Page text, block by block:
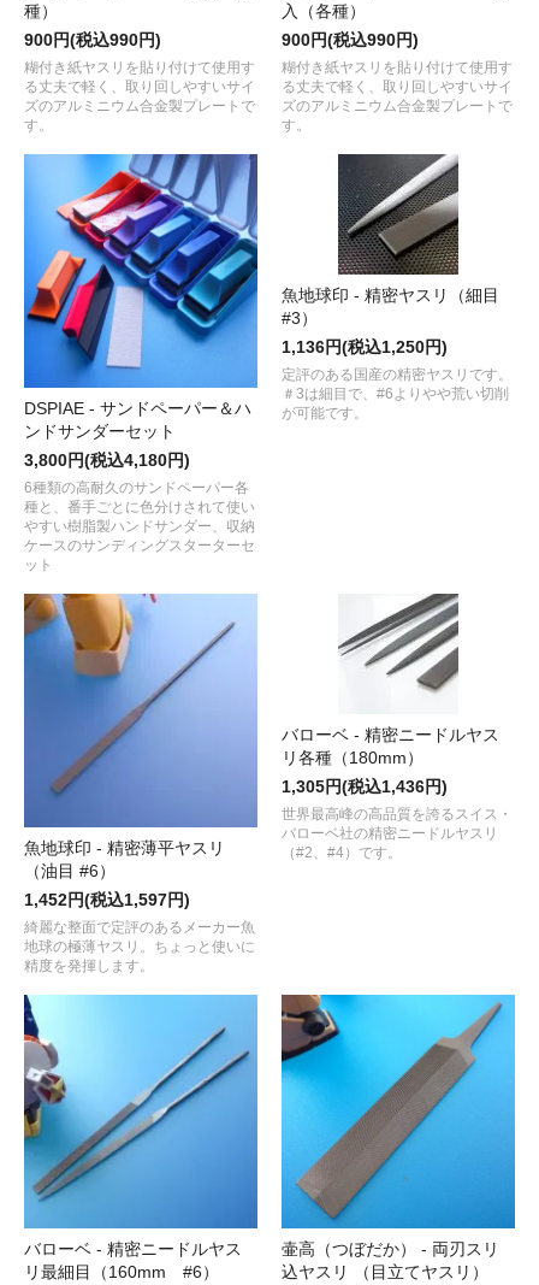
種）
900円(税込990円)
糊付き紙ヤスリを貼り付けて使用す
る丈夫で軽く、取り回しやすいサイ
ズのアルミニウム合金製プレートで
す。
入（各種）
900円(税込990円)
糊付き紙ヤスリを貼り付けて使用す
る丈夫で軽く、取り回しやすいサイ
ズのアルミニウム合金製プレートで
す。
DSPIAE - サンドペーパー＆ハ
ンドサンダーセット
3,800円(税込4,180円)
6種類の高耐久のサンドペーパー各
種と、番手ごとに色分けされて使い
やすい樹脂製ハンドサンダー、収納
ケースのサンディングスターターセ
ット
魚地球印 - 精密ヤスリ（細目
#3）
1,136円(税込1,250円)
定評のある国産の精密ヤスリです。
＃3は細目で、#6よりやや荒い切削
が可能です。
魚地球印 - 精密薄平ヤスリ
（油目 #6）
1,452円(税込1,597円)
綺麗な整面で定評のあるメーカー魚
地球の極薄ヤスリ。ちょっと使いに
精度を発揮します。
バローベ - 精密ニードルヤス
リ各種（180mm）
1,305円(税込1,436円)
世界最高峰の高品質を誇るスイス・
バローベ社の精密ニードルヤスリ
（#2、#4）です。
バローベ - 精密ニードルヤス
リ最細目（160mm #6）
壷高（つぼだか） - 両刃スリ
込ヤスリ （目立てヤスリ）